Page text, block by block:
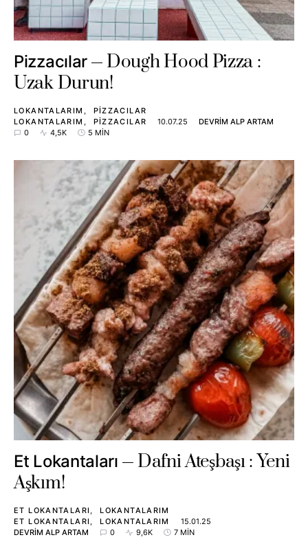
Pizzacılar
Dough Hood Pizza :
Uzak Durun!
LOKANTALARIM
PIZZACILAR
LOKANTALARIM
PIZZACILAR 10.07.25
DEVRIM ALP ARTAM
0
4,5K 5 MIN
Et Lokantaları
Dafni Ateşbaşı : Yeni
Aşkım!
ET LOKANTALARI
LOKANTALARIM
ET LOKANTALARI
LOKANTALARIM
15.01.25
DEVRIM ALP ARTAM
0 9,6K 7 MIN